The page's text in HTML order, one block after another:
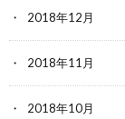
2018年12月
2018年11月
2018年10月